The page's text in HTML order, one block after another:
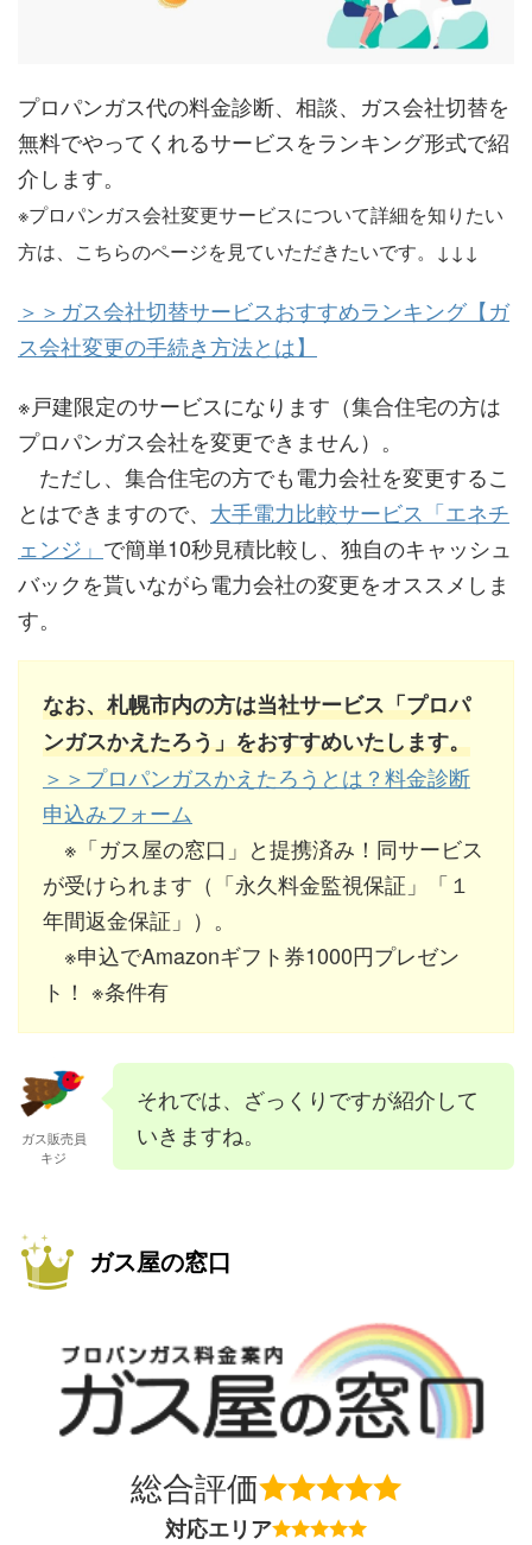
プロパンガス代の料金診断、相談、ガス会社切替を
無料でやってくれるサービスをランキング形式で紹
介します。
※プロパンガス会社変更サービスについて詳細を知りたい
方は、こちらのページを見ていただきたいです。↓↓↓
＞＞ガス会社切替サービスおすすめランキング【ガ
ス会社変更の手続き方法とは】
※戸建限定のサービスになります（集合住宅の方は
プロパンガス会社を変更できません）。
ただし、集合住宅の方でも電力会社を変更するこ
とはできますので、 大手電力比較サービス「エネチ
ェンジ」 で簡単10秒見積比較し、独自のキャッシュ
バックを貰いながら電力会社の変更をオススメしま
す。
なお、札幌市内の方は当社サービス「プロパ
ンガスかえたろう」をおすすめいたします。
＞＞プロパンガスかえたろうとは？料金診断
申込みフォーム
※「ガス屋の窓口」と提携済み！同サービス
が受けられます（「永久料金監視保証」「１
年間返金保証」）。
※申込でAmazonギフト券1000円プレゼン
ト！ ※条件有
ガス販売員
キジ
それでは、ざっくりですが紹介して
いきますね。
ガス屋の窓口
総合評価
対応エリア